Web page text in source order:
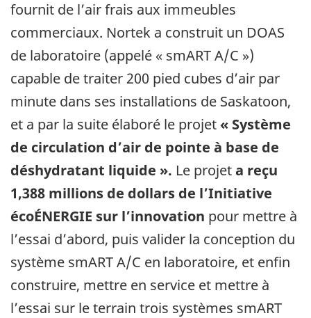
fournit de l’air frais aux immeubles
commerciaux. Nortek a construit un DOAS
de laboratoire (appelé « smART A/C »)
capable de traiter 200 pied cubes d’air par
minute dans ses installations de Saskatoon,
et a par la suite élaboré le projet « Système
de circulation d’air de pointe à base de
déshydratant liquide ». Le projeta reçu
1,388 millions de dollars de l’Initiative
écoÉNERGIE sur l’innovation pour mettre à
l’essai d’abord, puis valider la conception du
système smART A/C en laboratoire, et enfin
construire, mettre en service et mettre à
l’essai sur le terrain trois systèmes smART